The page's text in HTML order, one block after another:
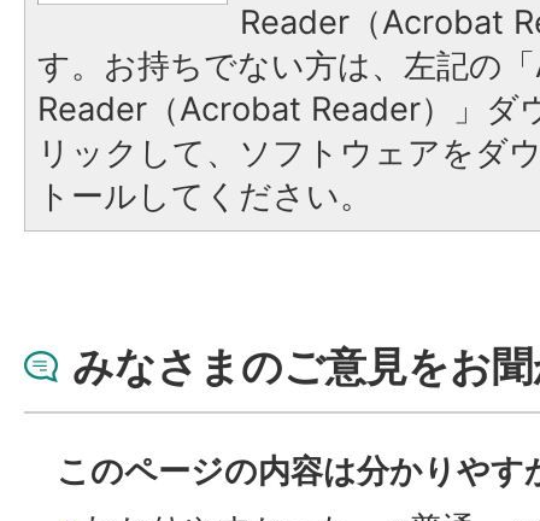
Reader（Acrobat
す。お持ちでない方は、左記の
Reader（Acrobat Reader）」ダ
リックして、ソフトウェアをダ
トールしてください。
みなさまのご意見をお
このページの内容は分かりやす